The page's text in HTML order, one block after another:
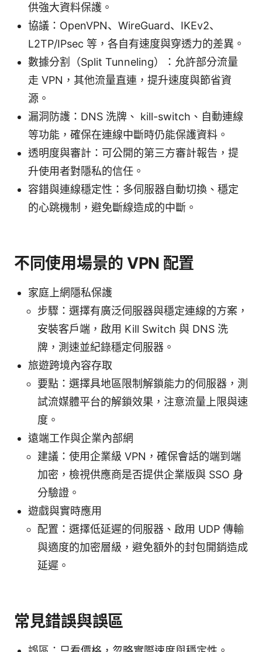
供強大資料保護。
協議：OpenVPN、WireGuard、IKEv2、
L2TP/IPsec 等，各自有速度與穿透力的差異。
數據分割（Split Tunneling）：允許部分流量
走 VPN，其他流量直連，提升速度與節省資
源。
漏洞防護：DNS 洗牌、 kill-switch、自動連線
等功能，確保在連線中斷時仍能保護資料。
透明度與審計：可公開的第三方審計報告，提
升使用者對隱私的信任。
容錯與連線穩定性：多伺服器自動切換、穩定
的心跳機制，避免斷線造成的中斷。
不同使用場景的 VPN 配置
家庭上網隱私保護
步驟：選擇有廣泛伺服器與穩定連線的方案，
安裝客戶端，啟用 Kill Switch 與 DNS 洗
牌，測速並紀錄穩定伺服器。
旅遊跨境內容存取
要點：選擇具地區限制解鎖能力的伺服器，測
試流媒體平台的解鎖效果，注意流量上限與速
度。
遠端工作與企業內部網
建議：使用企業級 VPN，確保會話的端到端
加密，檢視供應商是否提供企業版與 SSO 身
分驗證。
遊戲與實時應用
配置：選擇低延遲的伺服器、啟用 UDP 傳輸
與適度的加密層級，避免額外的封包開銷造成
延遲。
常見錯誤與誤區